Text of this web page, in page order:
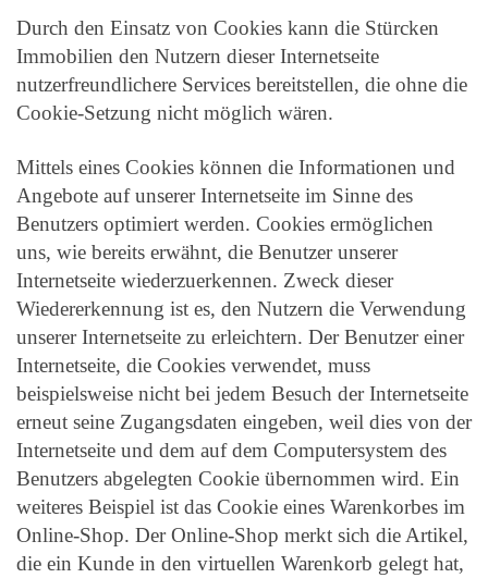
Durch den Einsatz von Cookies kann die Stürcken
Immobilien den Nutzern dieser Internetseite
nutzerfreundlichere Services bereitstellen, die ohne die
Cookie-Setzung nicht möglich wären.
Mittels eines Cookies können die Informationen und
Angebote auf unserer Internetseite im Sinne des
Benutzers optimiert werden. Cookies ermöglichen
uns, wie bereits erwähnt, die Benutzer unserer
Internetseite wiederzuerkennen. Zweck dieser
Wiedererkennung ist es, den Nutzern die Verwendung
unserer Internetseite zu erleichtern. Der Benutzer einer
Internetseite, die Cookies verwendet, muss
beispielsweise nicht bei jedem Besuch der Internetseite
erneut seine Zugangsdaten eingeben, weil dies von der
Internetseite und dem auf dem Computersystem des
Benutzers abgelegten Cookie übernommen wird. Ein
weiteres Beispiel ist das Cookie eines Warenkorbes im
Online-Shop. Der Online-Shop merkt sich die Artikel,
die ein Kunde in den virtuellen Warenkorb gelegt hat,